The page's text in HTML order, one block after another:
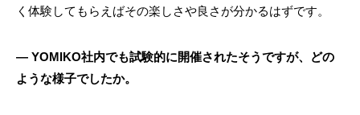
く体験してもらえばその楽しさや良さが分かるはずです。
― YOMIKO社内でも試験的に開催されたそうですが、どの
ような様子でしたか。